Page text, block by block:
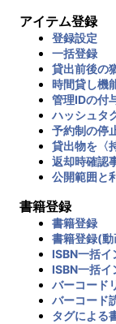
アイテム登録
登録設定
一括登録
貸出前後の
時間貸し機
管理IDの付
ハッシュタ
予約制の停
貸出物を〈
返却時確認
公開範囲と
書籍登録
書籍登録
書籍登録(動
ISBN一括イ
ISBN一括
バーコード
バーコード
タグによる